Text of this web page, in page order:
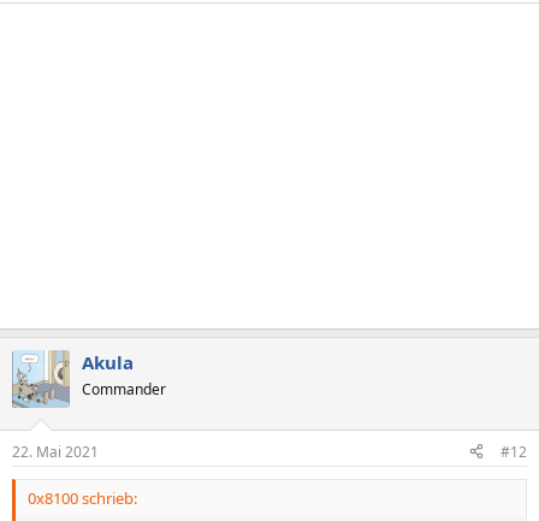
Akula
Commander
22. Mai 2021 #12
0x8100 schrieb: